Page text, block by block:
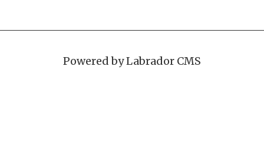
Powered by Labrador CMS